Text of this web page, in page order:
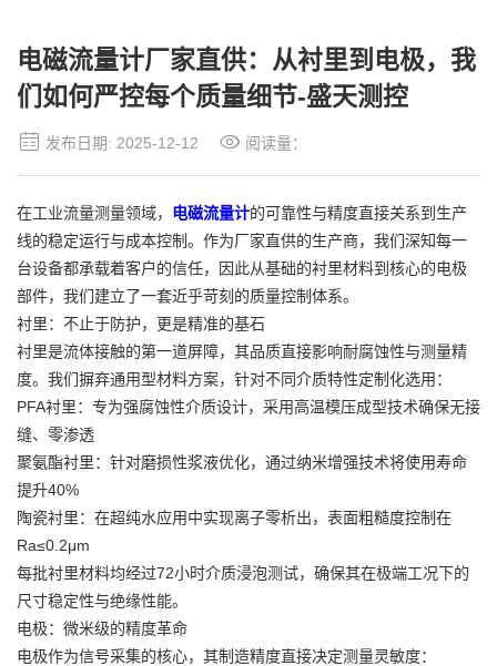
电磁流量计厂家直供：从衬里到电极，我
们如何严控每个质量细节-盛天测控
发布日期: 2025-12-12 阅读量：
在工业流量测量领域， 电磁流量计的可靠性与精度直接关系到生产
线的稳定运行与成本控制。作为厂家直供的生产商，我们深知每一
台设备都承载着客户的信任，因此从基础的衬里材料到核心的电极
部件，我们建立了一套近乎苛刻的质量控制体系。
衬里：不止于防护，更是精准的基石
衬里是流体接触的第一道屏障，其品质直接影响耐腐蚀性与测量精
度。我们摒弃通用型材料方案，针对不同介质特性定制化选用：
PFA衬里：专为强腐蚀性介质设计，采用高温模压成型技术确保无接
缝、零渗透
聚氨酯衬里：针对磨损性浆液优化，通过纳米增强技术将使用寿命
提升40%
陶瓷衬里：在超纯水应用中实现离子零析出，表面粗糙度控制在
Ra≤0.2μm
每批衬里材料均经过72小时介质浸泡测试，确保其在极端工况下的
尺寸稳定性与绝缘性能。
电极：微米级的精度革命
电极作为信号采集的核心，其制造精度直接决定测量灵敏度：